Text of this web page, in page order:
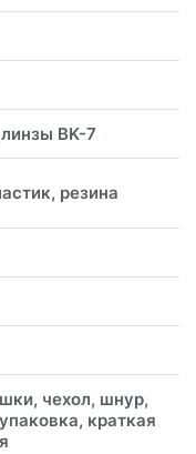
BK-7
резина
чехол, шнур,
краткая